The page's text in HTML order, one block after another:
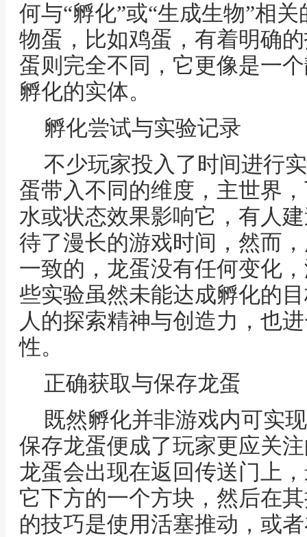
何与“孵化”或“生成生物”相
物蛋，比如鸡蛋，有着明确
蛋则完全不同，它更像是一
孵化的实体。
孵化尝试与实验记录
不少玩家投入了时间进行
蛋带入不同的维度，主世界
水或状态效果影响它，有人
待了漫长的游戏时间，然而
一致的，龙蛋没有任何变化
些实验虽然未能达成孵化的
人的探索精神与创造力，也
性。
正确获取与保存龙蛋
既然孵化并非游戏内可实
保存龙蛋便成了玩家更应关
龙蛋会出现在返回传送门上
它下方的一个方块，然后在
的技巧是使用活塞推动，或